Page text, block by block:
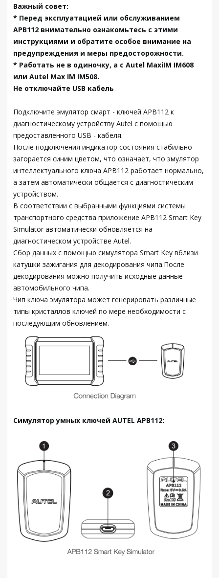
Важный совет:
* Перед эксплуатацией или обслуживанием
APB112 внимательно ознакомьтесь с этими
инструкциями и обратите особое внимание на
предупреждения и меры предосторожности.
* Работать не в одиночку, а с Autel MaxiIM IM608
или Autel Max IM IM508.
Не отключайте USB кабель
Подключите эмулятор смарт - ключей APB112 к
диагностическому устройству Autel с помощью
предоставленного USB - кабеля.
После подключения индикатор состояния стабильно
загорается синим цветом, что означает, что эмулятор
интеллектуального ключа APB112 работает нормально,
а затем автоматически общается с диагностическим
устройством.
В соответствии с выбранными функциями системы
транспортного средства приложение APB112 Smart Key
Simulator автоматически обновляется на
диагностическом устройстве Autel.
Сбор данных с помощью симулятора Smart Key вблизи
катушки зажигания для декодирования чипа.После
декодирования можно получить исходные данные
автомобильного чипа.
Чип ключа эмулятора может генерировать различные
типы кристаллов ключей по мере необходимости с
последующим обновлением.
Симулятор умных ключей AUTEL APB112: